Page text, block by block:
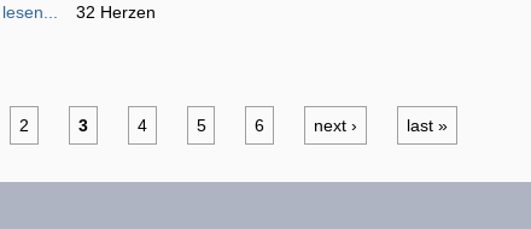
32 Herzen
2 3 4 5 6 next › last »